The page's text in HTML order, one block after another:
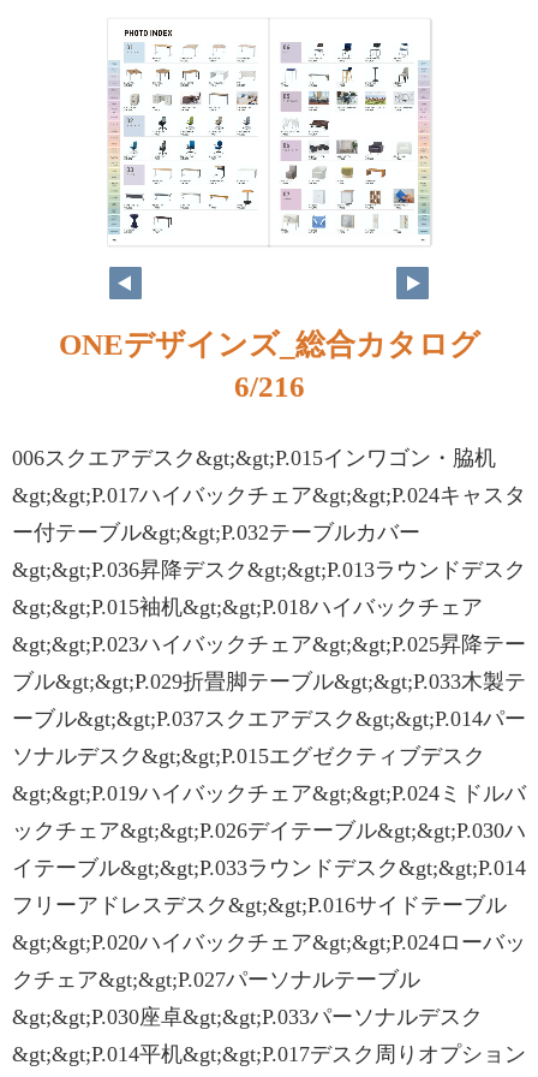
ONEデザインズ_総合カタログ
6/216
006スクエアデスク&gt;&gt;P.015インワゴン・脇机
&gt;&gt;P.017ハイバックチェア&gt;&gt;P.024キャスタ
ー付テーブル&gt;&gt;P.032テーブルカバー
&gt;&gt;P.036昇降デスク&gt;&gt;P.013ラウンドデスク
&gt;&gt;P.015袖机&gt;&gt;P.018ハイバックチェア
&gt;&gt;P.023ハイバックチェア&gt;&gt;P.025昇降テー
ブル&gt;&gt;P.029折畳脚テーブル&gt;&gt;P.033木製テ
ーブル&gt;&gt;P.037スクエアデスク&gt;&gt;P.014パー
ソナルデスク&gt;&gt;P.015エグゼクティブデスク
&gt;&gt;P.019ハイバックチェア&gt;&gt;P.024ミドルバ
ックチェア&gt;&gt;P.026デイテーブル&gt;&gt;P.030ハ
イテーブル&gt;&gt;P.033ラウンドデスク&gt;&gt;P.014
フリーアドレスデスク&gt;&gt;P.016サイドテーブル
&gt;&gt;P.020ハイバックチェア&gt;&gt;P.024ローバッ
クチェア&gt;&gt;P.027パーソナルテーブル
&gt;&gt;P.030座卓&gt;&gt;P.033パーソナルデスク
&gt;&gt;P.014平机&gt;&gt;P.017デスク周りオプション